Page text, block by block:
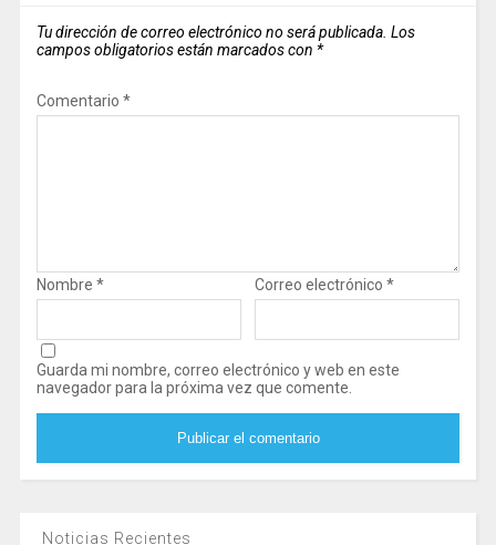
Tu dirección de correo electrónico no será publicada. Los
campos obligatorios están marcados con *
Comentario *
Nombre * Correo electrónico *
Guarda mi nombre, correo electrónico y web en este
navegador para la próxima vez que comente.
Noticias Recientes